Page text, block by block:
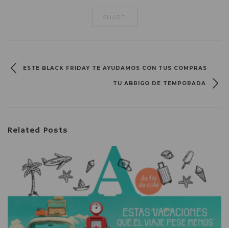
SHARE:
ESTE BLACK FRIDAY TE AYUDAMOS CON TUS COMPRAS
TU ABRIGO DE TEMPORADA
Related Posts